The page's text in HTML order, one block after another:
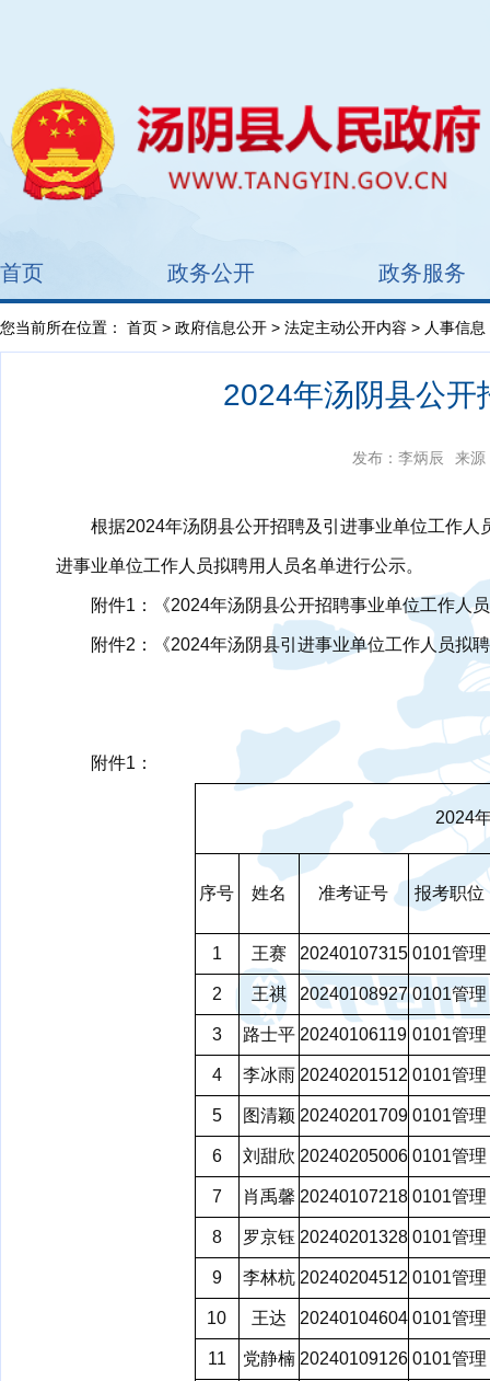
首页 政务公开 政务服务
您当前所在位置： 首页 > 政府信息公开 > 法定主动公开内容 > 人事信息
2024年汤阴县公开
发布：李炳辰 来源
根据2024年汤阴县公开招聘及引进事业单位工作
进事业单位工作人员拟聘用人员名单进行公示。
附件1：《2024年汤阴县公开招聘事业单位工作人
附件2：《2024年汤阴县引进事业单位工作人员拟
附件1：
2024
序号 姓名 准考证号 报考职位
1 王赛 20240107315 0101管理
2 王祺 20240108927 0101管理
3 路士平 20240106119 0101管理
4 李冰雨 20240201512 0101管理
5 图清颖 20240201709 0101管理
6 刘甜欣 20240205006 0101管理
7 肖禹馨 20240107218 0101管理
8 罗京钰 20240201328 0101管理
9 李林杭 20240204512 0101管理
10 王达 20240104604 0101管理
11 党静楠 20240109126 0101管理